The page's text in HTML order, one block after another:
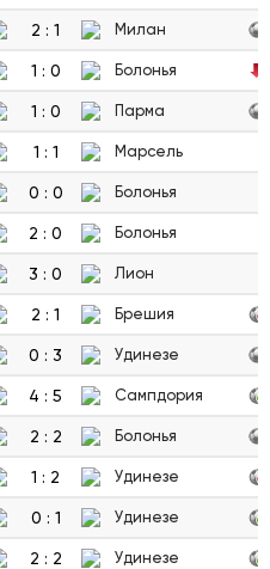
2 : 1 Милан
1 : 0 Болонья
1 : 0 Парма
1 : 1 Марсель
0 : 0 Болонья
2 : 0 Болонья
3 : 0 Лион
2 : 1 Брешия
0 : 3 Удинезе
4 : 5 Сампдория
2 : 2 Болонья
1 : 2 Удинезе
0 : 1 Удинезе
2 : 2 Удинезе